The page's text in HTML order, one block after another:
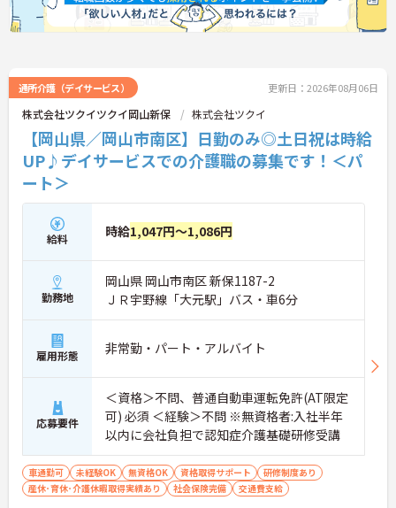
■ 未経験から学べる支援体制
・丁寧な指導体制あり
■ 子育て世代も働きやすい環境
家庭との両立を支援する職場です
・託児施設あり
・育児時短勤務制度あり
・子の看護休暇制度あり
→ ライフステージに合わせて働き続けやすい環境で
働きやすさに配慮された職場です
・年間休日115日
・時間外労働なし
・フィットネスマシン無料利用可
→ 仕事とプライベートのメリハリをつけて働けます
♪
通所介護（デイサービス） 更新日：2026年08月06日
株式会社ツクイツクイ岡山新保 株式会社ツクイ
【岡山県／岡山市南区】日勤のみ◎土日祝は時給
UP♪デイサービスでの介護職の募集です！＜パ
ート＞
給料 時給1,047円～1,086円
勤務地
岡山県 岡山市南区 新保1187-2
ＪＲ宇野線「大元駅」バス・車6分
雇用形態 非常勤・パート・アルバイト
応募要件
＜資格＞不問、普通自動車運転免許(AT限定
可) 必須 ＜経験＞不問 ※無資格者:入社半年
以内に会社負担で認知症介護基礎研修受講
車通勤可 未経験OK 無資格OK 資格取得サポート
研修制度あり
産休･育休･介護休暇取得実績あり
社会保険完備 交通費支給